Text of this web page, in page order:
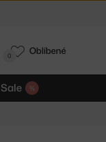
0 Oblíbené